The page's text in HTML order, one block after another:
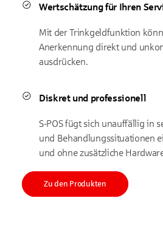
Wertschätzung für Ihren
Mit der Trinkgeldfunktion
Anerkennung direkt und
ausdrücken.
Diskret und professionell
S-POS fügt sich unauffällig in
und Behandlungssituationen
und ohne zusätzliche
Zu den Produkten